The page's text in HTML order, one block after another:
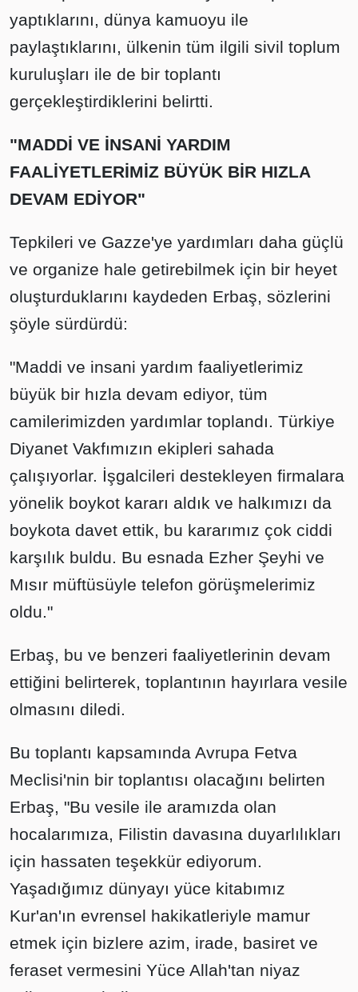
yaptıklarını, dünya kamuoyu ile
paylaştıklarını, ülkenin tüm ilgili sivil toplum
kuruluşları ile de bir toplantı
gerçekleştirdiklerini belirtti.
"MADDİ VE İNSANİ YARDIM
FAALİYETLERİMİZ BÜYÜK BİR HIZLA
DEVAM EDİYOR"
Tepkileri ve Gazze'ye yardımları daha güçlü
ve organize hale getirebilmek için bir heyet
oluşturduklarını kaydeden Erbaş, sözlerini
şöyle sürdürdü:
"Maddi ve insani yardım faaliyetlerimiz
büyük bir hızla devam ediyor, tüm
camilerimizden yardımlar toplandı. Türkiye
Diyanet Vakfımızın ekipleri sahada
çalışıyorlar. İşgalcileri destekleyen firmalara
yönelik boykot kararı aldık ve halkımızı da
boykota davet ettik, bu kararımız çok ciddi
karşılık buldu. Bu esnada Ezher Şeyhi ve
Mısır müftüsüyle telefon görüşmelerimiz
oldu."
Erbaş, bu ve benzeri faaliyetlerinin devam
ettiğini belirterek, toplantının hayırlara vesile
olmasını diledi.
Bu toplantı kapsamında Avrupa Fetva
Meclisi'nin bir toplantısı olacağını belirten
Erbaş, "Bu vesile ile aramızda olan
hocalarımıza, Filistin davasına duyarlılıkları
için hassaten teşekkür ediyorum.
Yaşadığımız dünyayı yüce kitabımız
Kur'an'ın evrensel hakikatleriyle mamur
etmek için bizlere azim, irade, basiret ve
feraset vermesini Yüce Allah'tan niyaz